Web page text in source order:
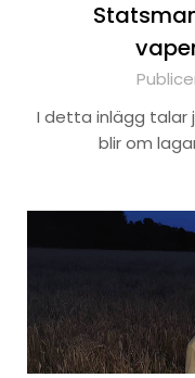
I detta inlägg talar
blir om